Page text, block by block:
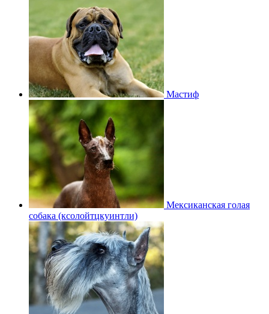
Мастиф
Мексиканская голая
собака (ксолойтцкуинтли)